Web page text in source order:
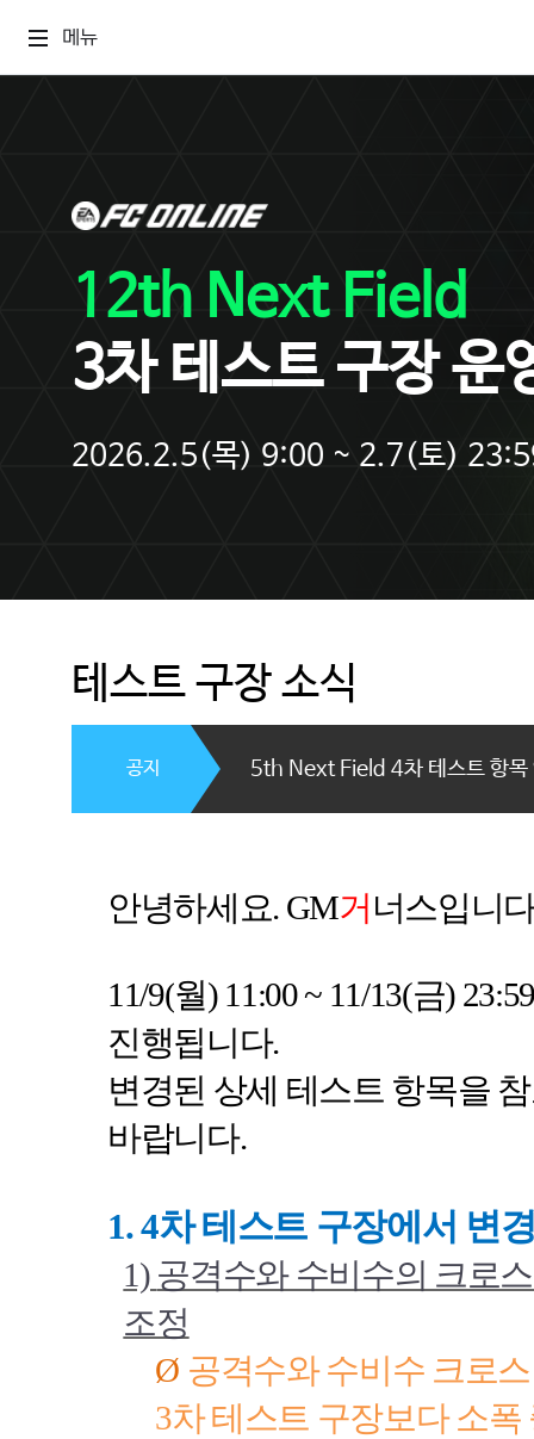
메뉴
12th Next Field
3차 테스트 구장 운
2026.2.5(목) 9:00 ~ 2.7(토)
테스트 구장 소식
5th Next Field 4차 테스트 항목
공지
안녕하세요. GM거 너스입니
11/9(월) 11:00 ~ 11/13(금)
진행됩니다.
변경된 상세 테스트 항목을
바랍니다.
1. 4차 테스트 구장에서 변
1) 공격수와 수비수의 크로
조정
Ø 공격수와 수비수 크로
3차 테스트 구장보다 소폭